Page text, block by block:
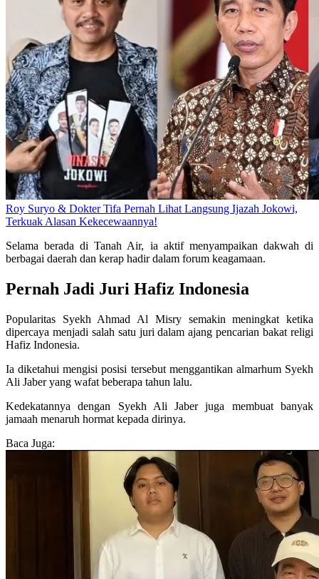
Roy Suryo & Dokter Tifa Pernah Lihat Langsung Ijazah Jokowi,
Terkuak Alasan Kekecewaannya!
Selama berada di Tanah Air, ia aktif menyampaikan dakwah di
berbagai daerah dan kerap hadir dalam forum keagamaan.
Pernah Jadi Juri Hafiz Indonesia
Popularitas Syekh Ahmad Al Misry semakin meningkat ketika
dipercaya menjadi salah satu juri dalam ajang pencarian bakat religi
Hafiz Indonesia.
Ia diketahui mengisi posisi tersebut menggantikan almarhum Syekh
Ali Jaber yang wafat beberapa tahun lalu.
Kedekatannya dengan Syekh Ali Jaber juga membuat banyak
jamaah menaruh hormat kepada dirinya.
Baca Juga: